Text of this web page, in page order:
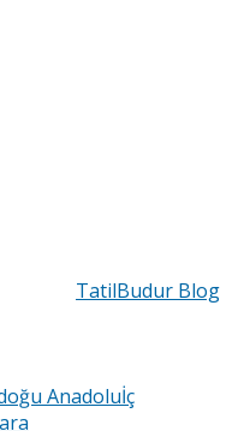
TatilBudur Blog
Anadoluİç